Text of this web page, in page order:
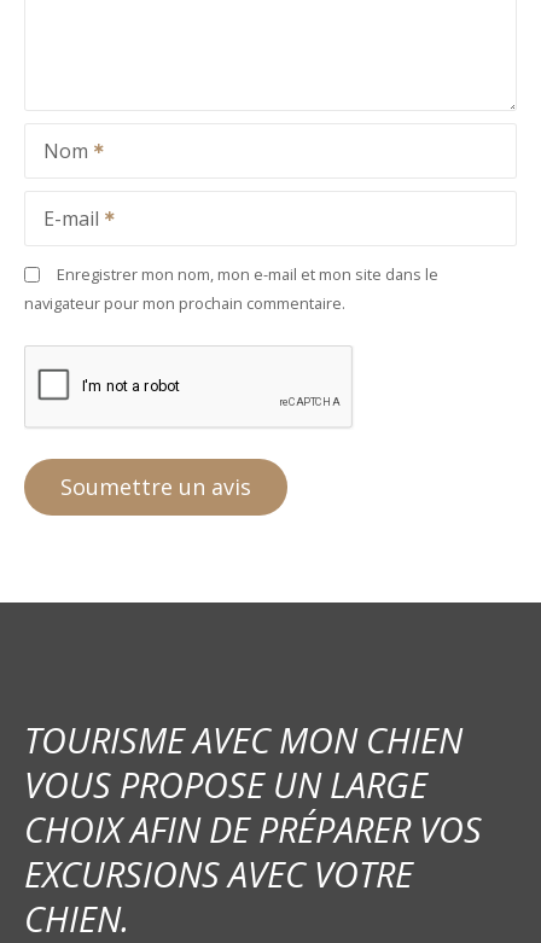
Nom
E-mail
Enregistrer mon nom, mon e-mail et mon site dans le
navigateur pour mon prochain commentaire.
TOURISME AVEC MON CHIEN
VOUS PROPOSE UN LARGE
CHOIX AFIN DE PRÉPARER VOS
EXCURSIONS AVEC VOTRE
CHIEN.